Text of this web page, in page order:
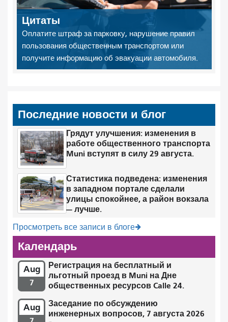
Цитаты
Оплатите штраф за парковку, нарушение правил
пользования общественным транспортом или
получите информацию об эвакуации автомобиля.
Последние новости и блог
Грядут улучшения: изменения в
работе общественного транспорта
Muni вступят в силу 29 августа.
Статистика подведена: изменения
в западном портале сделали
улицы спокойнее, а район вокзала
— лучше.
Просмотреть все записи в блоге
Календарь
Aug
7
Регистрация на бесплатный и
льготный проезд в Muni на Дне
общественных ресурсов Calle 24.
Aug
Заседание по обсуждению
инженерных вопросов, 7 августа 2026